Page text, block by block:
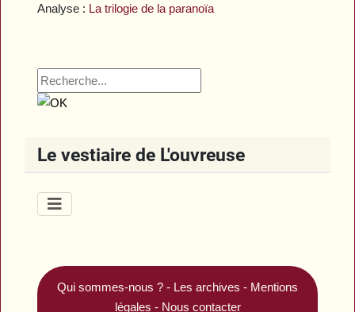
Analyse : La trilogie de la paranoïa
Le vestiaire de L'ouvreuse
Qui sommes-nous ? - Les archives - Mentions
légales - Nous contacter